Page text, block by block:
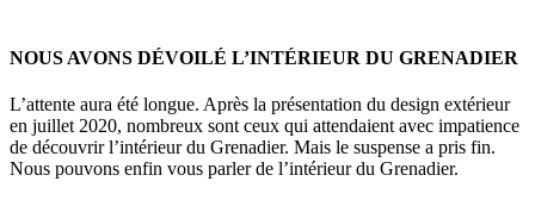
NOUS AVONS DÉVOILÉ L’INTÉRIEUR DU GRENADIER
L’attente aura été longue. Après la présentation du design extérieur
en juillet 2020, nombreux sont ceux qui attendaient avec impatience
de découvrir l’intérieur du Grenadier. Mais le suspense a pris fin.
Nous pouvons enfin vous parler de l’intérieur du Grenadier.